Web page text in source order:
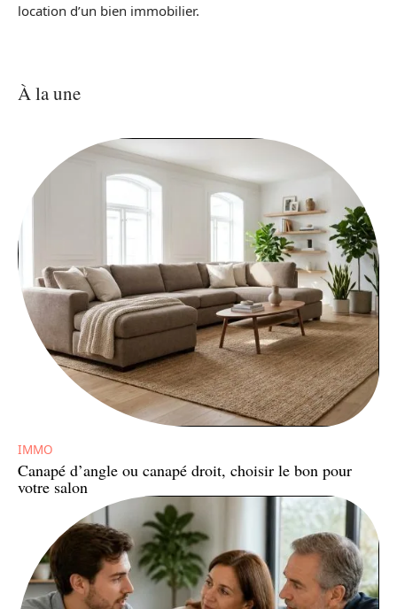
location d’un bien immobilier.
À la une
IMMO
Canapé d’angle ou canapé droit, choisir le bon pour
votre salon